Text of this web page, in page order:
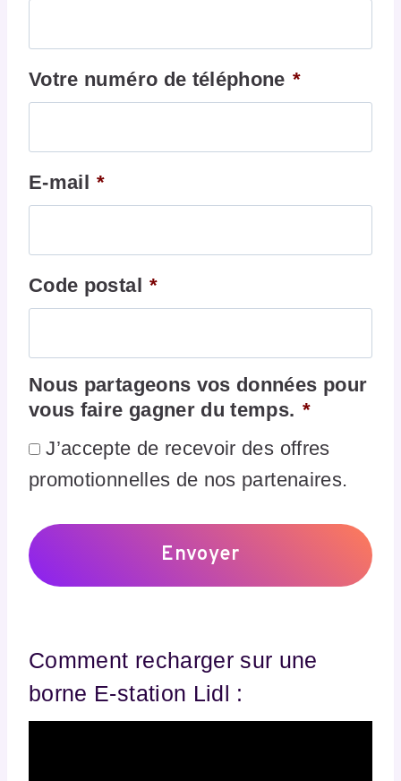
Votre numéro de téléphone *
E-mail *
Code postal *
Nous partageons vos données pour
vous faire gagner du temps. *
J’accepte de recevoir des offres
promotionnelles de nos partenaires.
Comment recharger sur une
borne E-station Lidl :